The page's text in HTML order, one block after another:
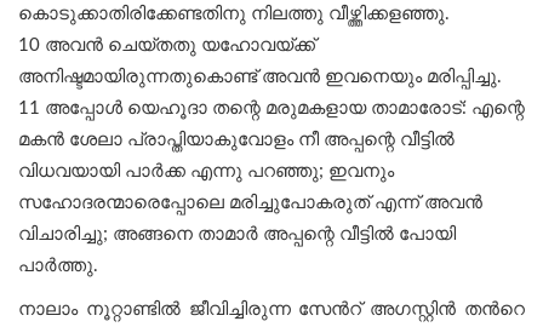
കൊടുക്കാതിരിക്കേണ്ടതിനു നിലത്തു വീഴ്ത്തിക്കളഞ്ഞു.
10 അവൻ ചെയ്തതു യഹോവയ്ക്ക്
അനിഷ്ടമായിരുന്നതുകൊണ്ട് അവൻ ഇവനെയും മരിപ്പിച്ചു.
11 അപ്പോൾ യെഹൂദാ തന്റെ മരുമകളായ താമാരോട്: എന്റെ
മകൻ ശേലാ പ്രാപ്തിയാകുവോളം നീ അപ്പന്റെ വീട്ടിൽ
വിധവയായി പാർക്ക എന്നു പറഞ്ഞു; ഇവനും
സഹോദരന്മാരെപ്പോലെ മരിച്ചുപോകരുത് എന്ന് അവൻ
വിചാരിച്ചു; അങ്ങനെ താമാർ അപ്പന്റെ വീട്ടിൽ പോയി
പാർത്തു.
നാലാം നൂറ്റാണ്ടില്‍ ജീവിച്ചിരുന്ന സേന്‍റ് അഗസ്റ്റിന്‍ തന്‍റെ